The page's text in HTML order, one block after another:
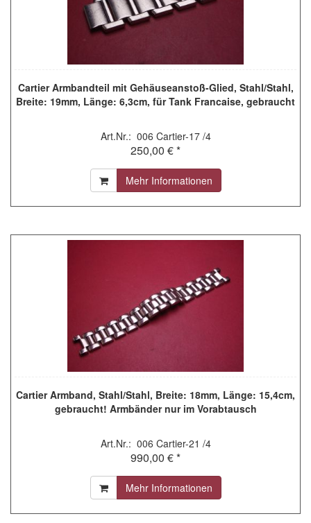
Cartier Armbandteil mit Gehäuseanstoß-Glied, Stahl/Stahl,
Breite: 19mm, Länge: 6,3cm, für Tank Francaise, gebraucht
Art.Nr.: 006 Cartier-17 /4
250,00 € *
Mehr Informationen
Cartier Armband, Stahl/Stahl, Breite: 18mm, Länge: 15,4cm,
gebraucht! Armbänder nur im Vorabtausch
Art.Nr.: 006 Cartier-21 /4
990,00 € *
Mehr Informationen